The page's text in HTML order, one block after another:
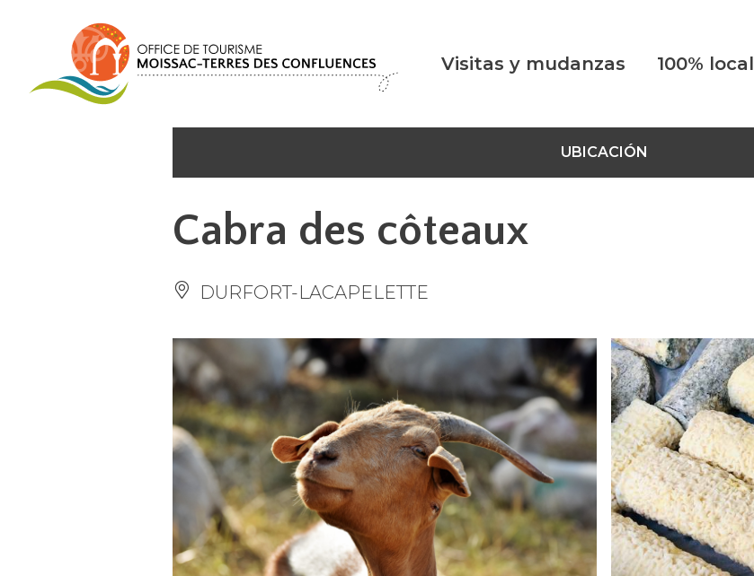
Visitas y mudanzas 100% local
UBICACIÓN
Cabra des côteaux
DURFORT-LACAPELETTE